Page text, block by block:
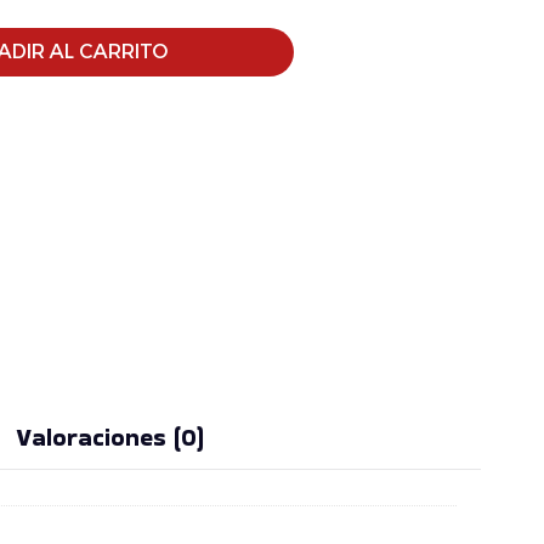
AL CARRITO
Valoraciones (0)